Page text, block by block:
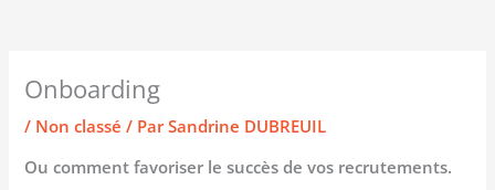
Onboarding
/ Non classé / ParSandrine DUBREUIL
Ou comment favoriser le succès de vos recrutements.